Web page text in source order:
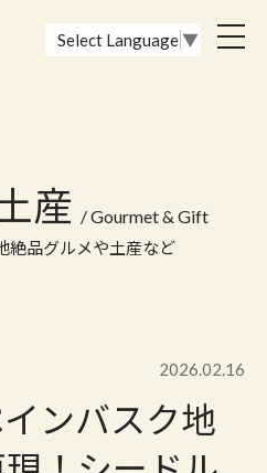
Select Language ▼
産 / Gourmet & Gift
絶品グルメや土産など
2026.02.16
インバスク地